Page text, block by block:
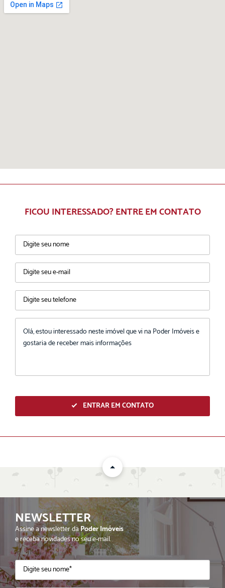
FICOU INTERESSADO? ENTRE EM CONTATO
ENTRAR EM CONTATO
ENVIAR
NEWSLETTER
Assine a newsletter daPoder Imóveis
e receba novidades no seu e-mail.